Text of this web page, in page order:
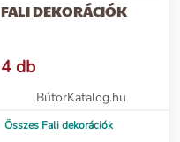
FALI DEKORÁCIÓK
4 db
BútorKatalog.hu
Összes Fali dekorációk